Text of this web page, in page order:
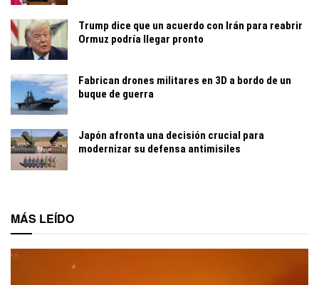
Trump dice que un acuerdo con Irán para reabrir
Ormuz podría llegar pronto
Fabrican drones militares en 3D a bordo de un
buque de guerra
Japón afronta una decisión crucial para
modernizar su defensa antimisiles
MÁS LEÍDO